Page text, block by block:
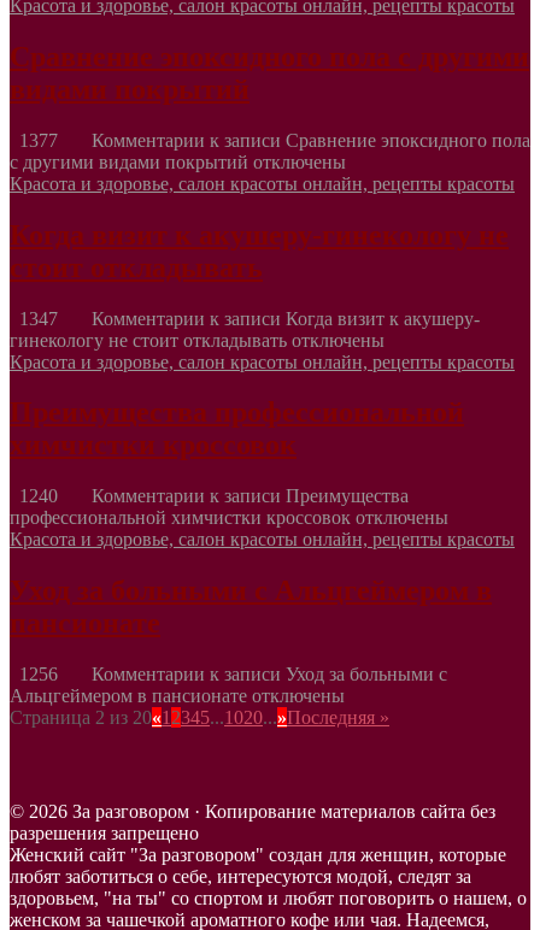
Красота и здоровье, салон красоты онлайн, рецепты красоты
Сравнение эпоксидного пола с другими
видами покрытий
1377 Комментарии к записи Сравнение эпоксидного пола
с другими видами покрытий отключены
Красота и здоровье, салон красоты онлайн, рецепты красоты
Когда визит к акушеру-гинекологу не
стоит откладывать
1347 Комментарии к записи Когда визит к акушеру-
гинекологу не стоит откладывать отключены
Красота и здоровье, салон красоты онлайн, рецепты красоты
Преимущества профессиональной
химчистки кроссовок
1240 Комментарии к записи Преимущества
профессиональной химчистки кроссовок отключены
Красота и здоровье, салон красоты онлайн, рецепты красоты
Уход за больными с Альцгеймером в
пансионате
1256 Комментарии к записи Уход за больными с
Альцгеймером в пансионате отключены
Страница 2 из 20«1 2345...1020...»Последняя »
© 2026 За разговором · Копирование материалов сайта без
разрешения запрещено
Женский сайт "За разговором" создан для женщин, которые
любят заботиться о себе, интересуются модой, следят за
здоровьем, "на ты" со спортом и любят поговорить о нашем, о
женском за чашечкой ароматного кофе или чая. Надеемся,